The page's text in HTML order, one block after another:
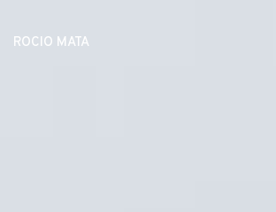
ROCIO MATA